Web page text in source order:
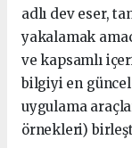
adlı dev eser,
yakalamak
ve kapsamlı
bilgiyi en
uygulama
örnekleri)